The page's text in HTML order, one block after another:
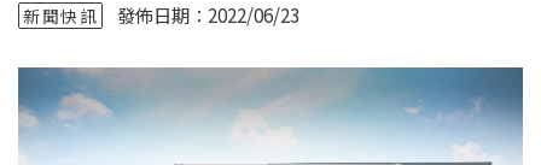
新聞快訊 發佈日期：2022/06/23